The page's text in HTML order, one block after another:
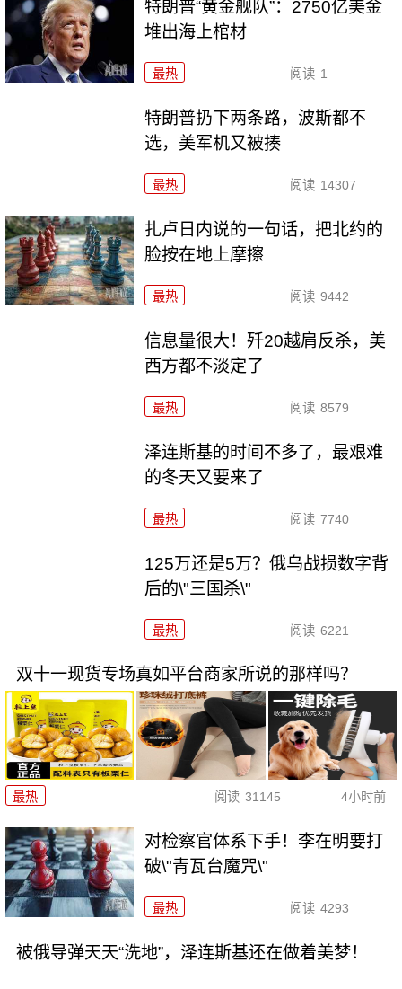
特朗普“黄金舰队”：2750亿美金
堆出海上棺材
最热 阅读 1
特朗普扔下两条路，波斯都不
选，美军机又被揍
最热 阅读 14307
扎卢日内说的一句话，把北约的
脸按在地上摩擦
最热 阅读 9442
信息量很大！歼20越肩反杀，美
西方都不淡定了
最热 阅读 8579
泽连斯基的时间不多了，最艰难
的冬天又要来了
最热 阅读 7740
125万还是5万？俄乌战损数字背
后的\"三国杀\"
最热 阅读 6221
双十一现货专场真如平台商家所说的那样吗？
最热 阅读 31145 4小时前
对检察官体系下手！李在明要打
破\"青瓦台魔咒\"
最热 阅读 4293
被俄导弹天天“洗地”，泽连斯基还在做着美梦！